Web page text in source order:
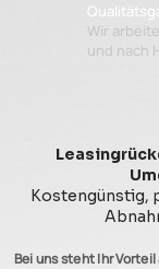
Wir
und nach
Kostengünstig,
Bei uns steht Ihr